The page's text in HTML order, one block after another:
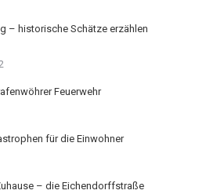
– historische Schätze erzählen
Feuerwehr
für die Einwohner
– die Eichendorffstraße